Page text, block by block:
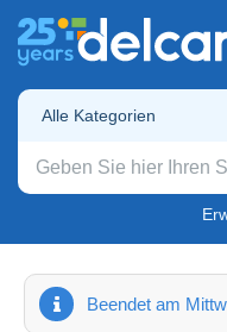
Alle Kategorien
Beendet am